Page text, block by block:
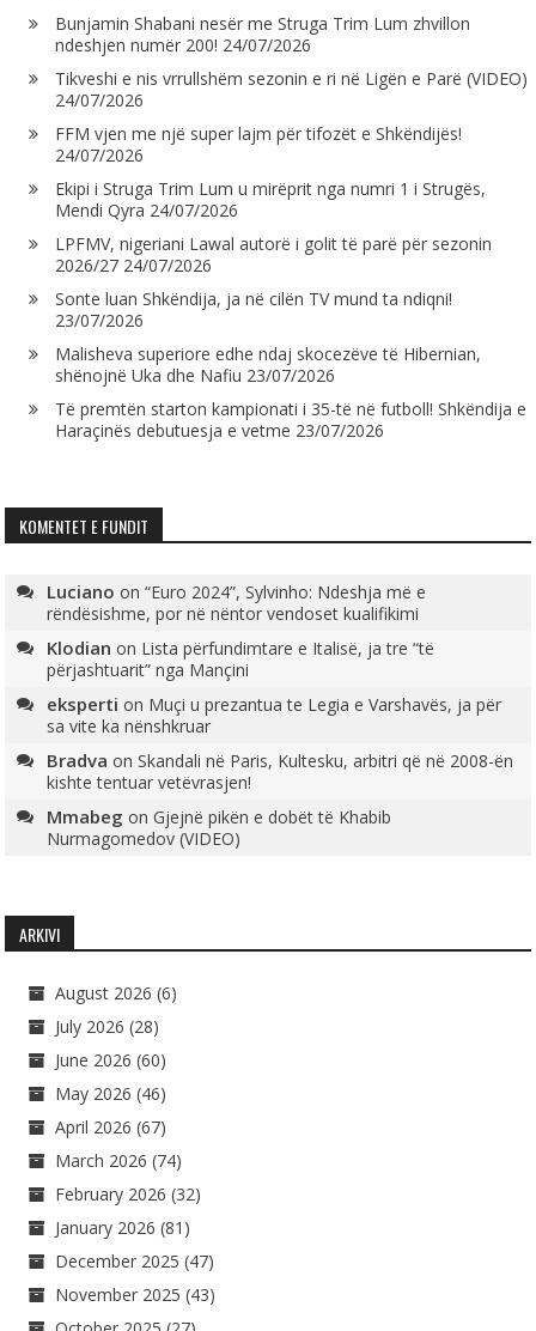
Bunjamin Shabani nesër me Struga Trim Lum zhvillon
ndeshjen numër 200! 24/07/2026
Tikveshi e nis vrrullshëm sezonin e ri në Ligën e Parë (VIDEO)
24/07/2026
FFM vjen me një super lajm për tifozët e Shkëndijës!
24/07/2026
Ekipi i Struga Trim Lum u mirëprit nga numri 1 i Strugës,
Mendi Qyra 24/07/2026
LPFMV, nigeriani Lawal autorë i golit të parë për sezonin
2026/27 24/07/2026
Sonte luan Shkëndija, ja në cilën TV mund ta ndiqni!
23/07/2026
Malisheva superiore edhe ndaj skocezëve të Hibernian,
shënojnë Uka dhe Nafiu 23/07/2026
Të premtën starton kampionati i 35-të në futboll! Shkëndija e
Haraçinës debutuesja e vetme 23/07/2026
KOMENTET E FUNDIT
Luciano on“Euro 2024”, Sylvinho: Ndeshja më e
rëndësishme, por në nëntor vendoset kualifikimi
Klodian on Lista përfundimtare e Italisë, ja tre “të
përjashtuarit” nga Mançini
eksperti on Muçi u prezantua te Legia e Varshavës, ja për
sa vite ka nënshkruar
Bradva onSkandali në Paris, Kultesku, arbitri që në 2008-ën
kishte tentuar vetëvrasjen!
Mmabeg onGjejnë pikën e dobët të Khabib
Nurmagomedov (VIDEO)
ARKIVI
August 2026 (6)
July 2026 (28)
June 2026 (60)
May 2026 (46)
April 2026 (67)
March 2026 (74)
February 2026 (32)
January 2026 (81)
December 2025 (47)
November 2025 (43)